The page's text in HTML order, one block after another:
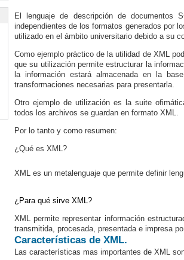
El lenguaje de descripción de documentos
independientes de los formatos generados por
utilizado en el ámbito universitario debido a su
Como ejemplo práctico de la utilidad de XML
que su utilización permite estructurar la
la información estará almacenada en la
transformaciones necesarias para presentarla.
Otro ejemplo de utilización es la suite
todos los archivos se guardan en formato XML.
Por lo tanto y como resumen:
¿Qué es XML?
XML es un metalenguaje que permite definir
¿Para qué sirve XML?
XML permite representar información
transmitida, procesada, presentada e impresa
Características de XML.
Las características mas importantes de XML